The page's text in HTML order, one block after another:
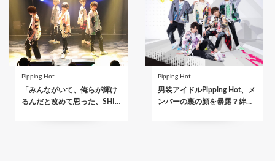
Pipping Hot
「みんながいて、俺らが輝け
るんだと改めて思った、SHI…
Pipping Hot
男装アイドルPipping Hot、メ
ンバーの裏の顔を暴露？絆…